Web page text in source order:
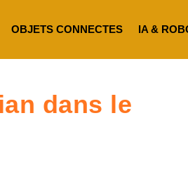
OBJETS CONNECTES IA &
dans le